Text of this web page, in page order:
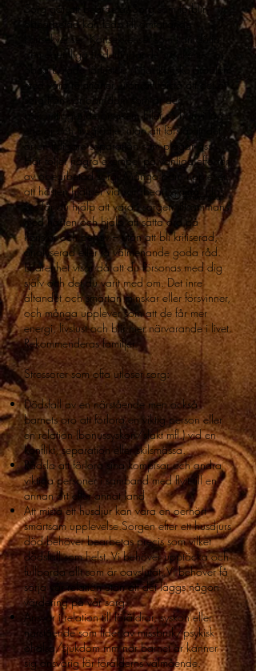
Sorg går att bearbeta. Sorg som förblir
obearbetad kan leda till omfattande
konsekvenser. Konsekvenser som kan dölja
den egentliga underliggande orsaken –
obearbetade förluster. Vi har kanske problem
med våra relationer, utan att förstå att det är
sorg från vår barndom som är den
bakomliggande orsaken. Eller så har vi låg
energi och livsglädje, utan att förstå att det
är en tidigare separation som plågar oss.
Här följer några exempel på vanliga effekter
av obearbetad sorg. Många barn upplever
att hästen hjälper vid sorgbearbetning. Hos
oss får du hjälp att vara i sorgen tillsammans
med hästen och hjälp att sätta ord på
känslor och behov – utan att bli kritiserad,
analyserad eller få välmenande goda råd.
Erfarenhet visar då att du försonas med dig
själv och det du varit med om. Det inre
ältandet och smärtan minskar eller försvinner,
och många upplever som att de får mer
energi, livslust och blir mer närvarande i livet.
Rekommenderas familjer.
Stressorer som ofta utlöser sorg:
Dödsfall av en närstående men också
barnets oro att förlora en viktig person eller
en relation (bonussyskon/släkt mfl.) vid en
konflikt, separation eller skilsmässa.
Rädsla att förlora sina kompisar och andra
viktiga personer i samband med flytt till en
annan ort eller annat land
Att mista ett husdjur kan vara en oerhört
smärtsam upplevelse.Sorgen efter ett husdjurs
död behöver bearbetas precis som vilket
dödsfall som helst. Vi behöver upptäcka och
fullborda allt som är oavslutat. Vi behöver få
sörja vår relation utan att det läggs någon
värdering på vår sorg.
Ansvar i relation till föräldrar, syskon eller
närstående som lider av missbruk/psykisk
ohälsa/sjukdom mm när barnet är känner
sig ansvarig för förälderns välmående.